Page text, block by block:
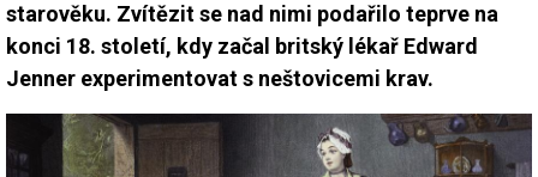
starověku. Zvítězit se nad nimi podařilo teprve na
konci 18. století, kdy začal britský lékař Edward
Jenner experimentovat s neštovicemi krav.